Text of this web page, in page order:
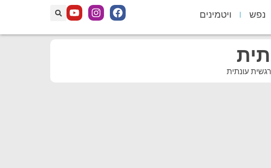
נפש ויטמינים
עונתית